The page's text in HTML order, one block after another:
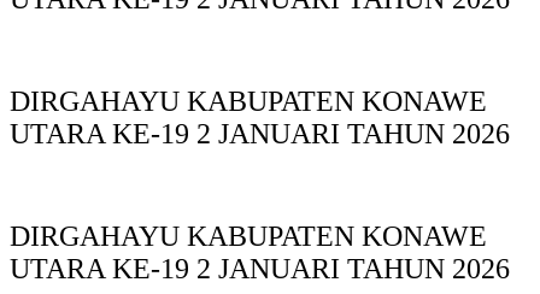
DIRGAHAYU KABUPATEN KONAWE
UTARA KE-19 2 JANUARI TAHUN 2026
DIRGAHAYU KABUPATEN KONAWE
UTARA KE-19 2 JANUARI TAHUN 2026